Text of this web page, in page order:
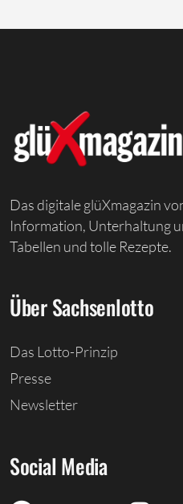
Das digitale glüXmagazin
Information, Unterhaltung
Tabellen und tolle Rezepte.
Über Sachsenlotto
Das Lotto-Prinzip
Presse
Newsletter
Social Media